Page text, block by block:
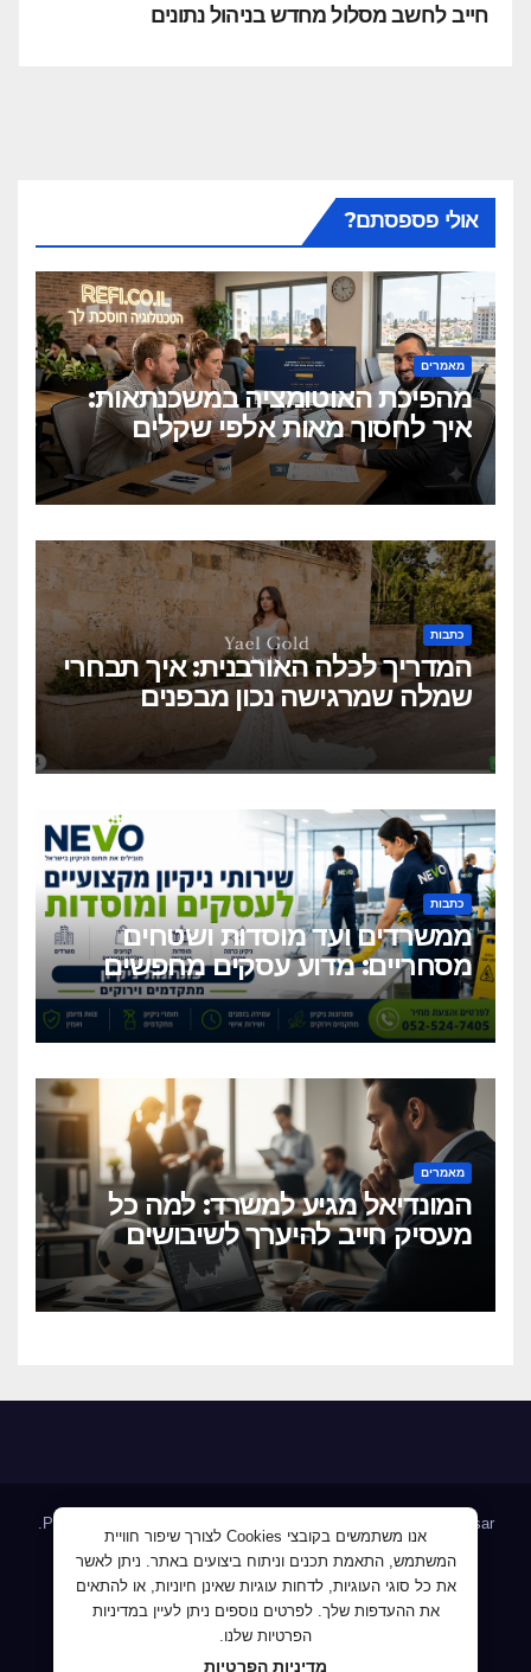
חייב לחשב מסלול מחדש בניהול נתונים
אולי פספסתם?
מאמרים
מהפיכת האוטומציה במשכנתאות:
איך לחסוך מאות אלפי שקלים
בלחיצת כפתור?
כתבות
המדריך לכלה האורבנית: איך תבחרי
שמלה שמרגישה נכון מבפנים
ונראית מושלם מבחוץ?
כתבות
ממשרדים ועד מוסדות ושטחים
מסחריים: מדוע עסקים מחפשים
כיום שירותי ניקיון מקצועיים
וגמישים?
מאמרים
המונדיאל מגיע למשרד: למה כל
מעסיק חייב להיערך לשיבושים
הקרובים
Proudly powered by WordPress Themeansar
HomeAllJobs – אלפי מעסיקים ומועמדים Blog
JobMaster דרושים ומחפשי עבודה Jobnet אתר מודעות הדרושים
אודותג'וב קרוב – לעבוד קרוב לבית
אנו משתמשים בקובצי Cookies לצורך שיפור חוויית
המשתמש, התאמת תכנים וניתוח ביצועים באתר. ניתן לאשר
את כל סוגי העוגיות, לדחות עוגיות שאינן חיוניות, או להתאים
את ההעדפות שלך. לפרטים נוספים ניתן לעיין במדיניות
הפרטיות שלנו.
מדיניות הפרטיות